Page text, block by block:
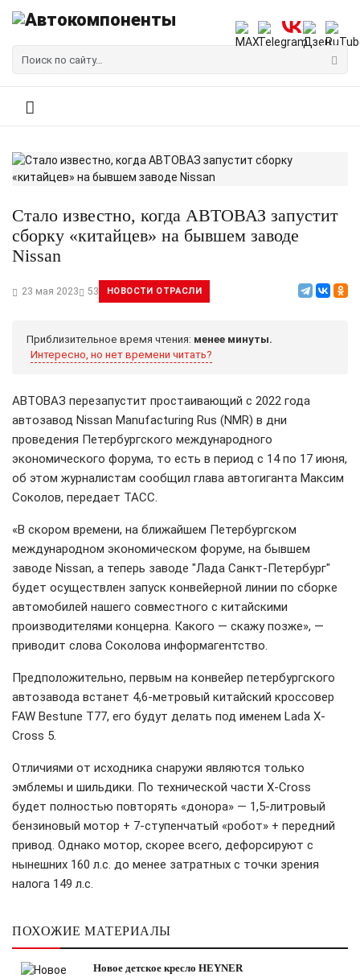
Стало известно, когда АВТОВАЗ запустит
сборку «китайцев» на бывшем заводе
Nissan
23 мая 2023 53 НОВОСТИ ОТРАСЛИ
Приблизительное время чтения: менее минуты.
Интересно, но нет времени читать?
АВТОВАЗ перезапустит простаивающий с 2022 года
автозавод Nissan Manufacturing Rus (NMR) в дни
проведения Петербургского международного
экономического форума, то есть в период с 14 по 17 июня,
об этом журналистам сообщил глава автогиганта Максим
Соколов, передает ТАСС.
«В скором времени, на ближайшем Петербургском
международном экономическом форуме, на бывшем
заводе Nissan, а теперь заводе "Лада Санкт-Петербург"
будет осуществлен запуск конвейерной линии по сборке
автомобилей нашего совместного с китайскими
производителями концерна. Какого — скажу позже», —
приводит слова Соколова информагентство.
Предположительно, первым на конвейер петербургского
автозавода встанет 4,6-метровый китайский кроссовер
FAW Bestune T77, его будут делать под именем Lada X-
Cross 5.
Отличиями от исходника снаружи являются только
эмблемы и шильдики. По технической части X-Cross
будет полностью повторять «донора» — 1,5-литровый
бензиновый мотор + 7-ступенчатый «робот» + передний
привод. Однако мотор, скорее всего, дефорсируют с
нынешних 160 л.с. до менее затратных с точки зрения
налога 149 л.с.
ПОХОЖИЕ МАТЕРИАЛЫ
Новое детское кресло HEYNER